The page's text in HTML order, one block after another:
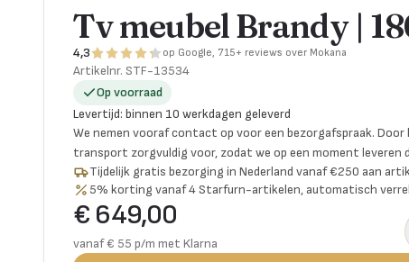
Tv meubel Brandy |
4,3 op Google, 715+ reviews over Mokana
Artikelnr. STF-13534
Op voorraad
Levertijd: binnen 10 werkdagen geleverd
We nemen vooraf contact op voor een bezorgafspraak.
transport zorgvuldig voor, zodat we op een moment leveren
Tijdelijk gratis bezorging in Nederland vanaf €250 aan
5% korting vanaf 4 Starfurn-artikelen, automatisch
€ 649,00
vanaf € 55 p/m met Klarna